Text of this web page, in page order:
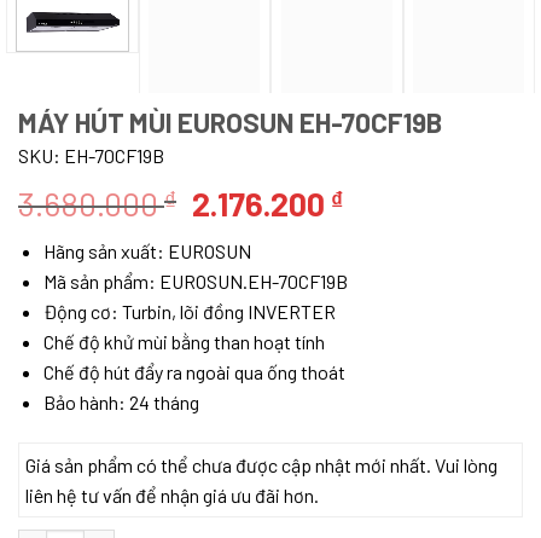
MÁY HÚT MÙI EUROSUN EH-70CF19B
SKU: EH-70CF19B
3.680.000₫ Giá
là:
3.680.000 ₫.
2.176.200 ₫Giá
tại
là:
Hãng sản xuất: EUROSUN
Mã sản phẩm: EUROSUN.EH-70CF19B
Động cơ: Turbin, lõi đồng INVERTER
Chế độ khử mùi bằng than hoạt tính
Chế độ hút đẩy ra ngoài qua ống thoát
Bảo hành: 24 tháng
Giá sản phẩm có thể chưa được cập nhật mới nhất. Vui lòng
liên hệ tư vấn để nhận giá ưu đãi hơn.